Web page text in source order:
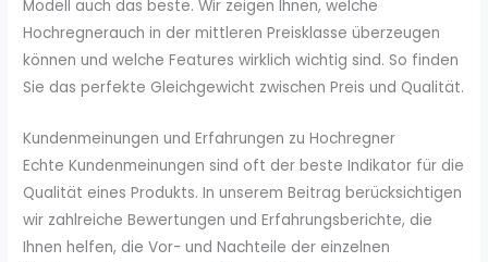
Modell auch das beste. Wir zeigen Ihnen, welche
Hochregnerauch in der mittleren Preisklasse überzeugen
können und welche Features wirklich wichtig sind. So finden
Sie das perfekte Gleichgewicht zwischen Preis und Qualität.
Kundenmeinungen und Erfahrungen zu Hochregner
Echte Kundenmeinungen sind oft der beste Indikator für die
Qualität eines Produkts. In unserem Beitrag berücksichtigen
wir zahlreiche Bewertungen und Erfahrungsberichte, die
Ihnen helfen, die Vor- und Nachteile der einzelnen